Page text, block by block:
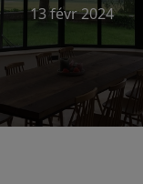
13 févr 2024